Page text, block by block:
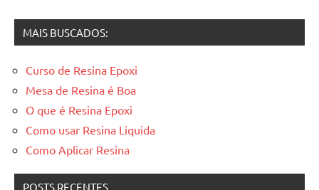
posts
MAIS BUSCADOS:
Curso de Resina Epoxi
Mesa de Resina é Boa
O que é Resina Epoxi
Como usar Resina Liquida
Como Aplicar Resina
POSTS RECENTES